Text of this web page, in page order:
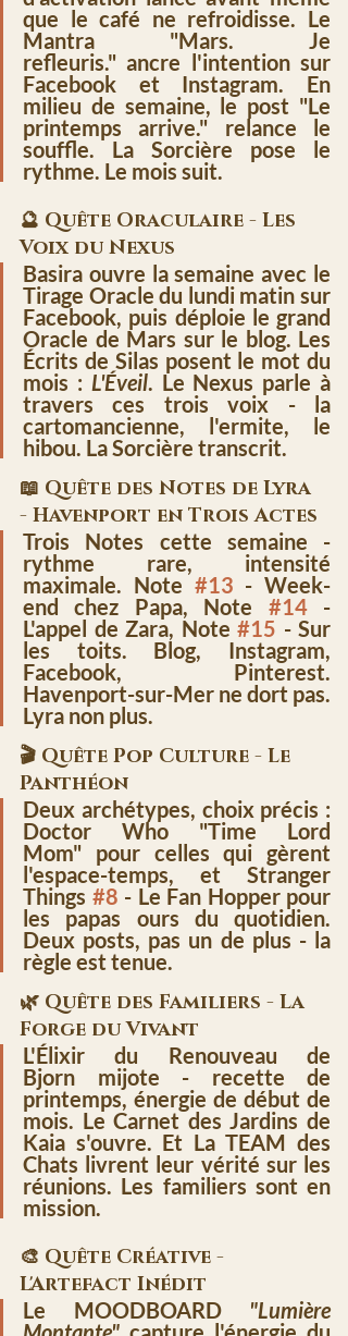
Mantra "Mars. Je
refleuris." ancre l'intention sur
Facebook et Instagram. En
milieu de semaine, le post "Le
printemps arrive." relance le
souffle. La Sorcière pose le
rythme. Le mois suit.
🔮 Quête Oraculaire - Les
Voix du Nexus
Tirage Oracle du lundi matin sur
Oracle de Mars sur le blog. Les
Écrits de Silas posent le mot du
mois : L'Éveil. Le Nexus parle à
travers ces trois voix - la
cartomancienne, l'ermite, le
hibou. La Sorcière transcrit.
📖 Quête des Notes de Lyra
- Havenport en Trois Actes
Trois Notes cette semaine -
rythme rare, intensité
maximale. Note #13 - Week-
end chez Papa, Note #14 -
L'appel de Zara, Note #15 - Sur
les toits. Blog, Instagram,
Havenport-sur-Mer ne dort pas.
Lyra non plus.
🎬 Quête Pop Culture - Le
Panthéon
Doctor Who "Time Lord
Mom" pour celles qui gèrent
l'espace-temps, et Stranger
Things #8 - Le Fan Hopper pour
les papas ours du quotidien.
Deux posts, pas un de plus - la
règle est tenue.
🌿 Quête des Familiers - La
Forge du Vivant
L'Élixir du Renouveau de
Bjorn mijote - recette de
printemps, énergie de début de
mois. Le Carnet des Jardins de
Kaia s'ouvre. Et La TEAM des
Chats livrent leur vérité sur les
réunions. Les familiers sont en
mission.
🎨 Quête Créative -
L'Artefact Inédit
Le MOODBOARD
"Lumière